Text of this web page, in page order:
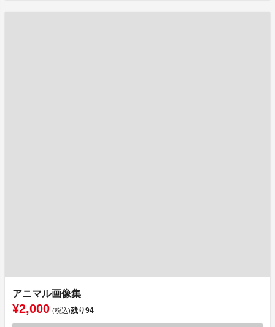
アニマル画像集
¥2,000 (税込)残り94